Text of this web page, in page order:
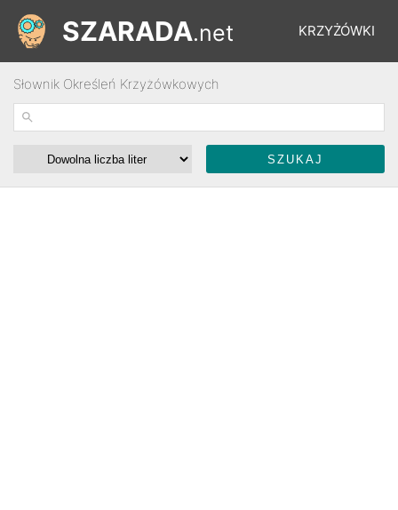
KRZYŻÓWKI
ŁAMIGŁÓWKI
SZARADA.net
Słownik Określeń Krzyżówkowych